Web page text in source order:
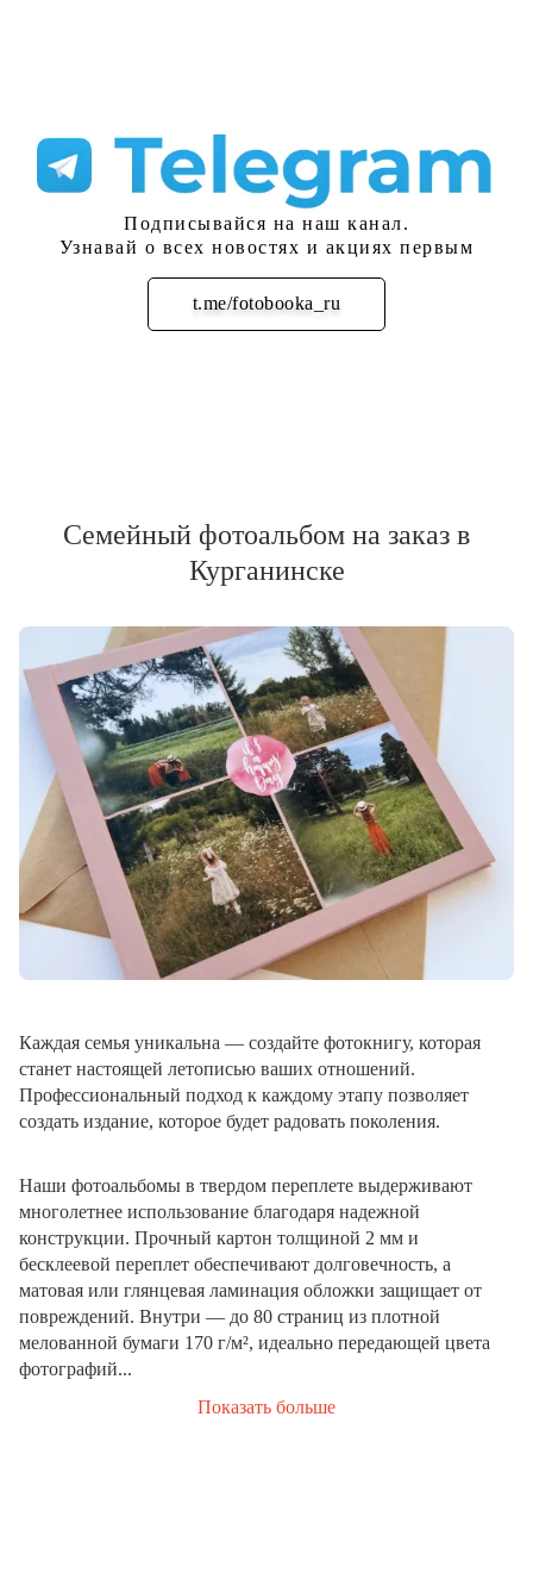
Подписывайся на наш канал.
Узнавай о всех новостях и акциях первым
t.me/fotobooka_ru
Подписаться
Семейный фотоальбом на заказ в
Курганинске
Каждая семья уникальна — создайте фотокнигу, которая
станет настоящей летописью ваших отношений.
Профессиональный подход к каждому этапу позволяет
создать издание, которое будет радовать поколения.
Наши фотоальбомы в твердом переплете выдерживают
многолетнее использование благодаря надежной
конструкции. Прочный картон толщиной 2 мм и
бесклеевой переплет обеспечивают долговечность, а
матовая или глянцевая ламинация обложки защищает от
повреждений. Внутри — до 80 страниц из плотной
мелованной бумаги 170 г/м², идеально передающей цвета
фотографий...
Показать больше